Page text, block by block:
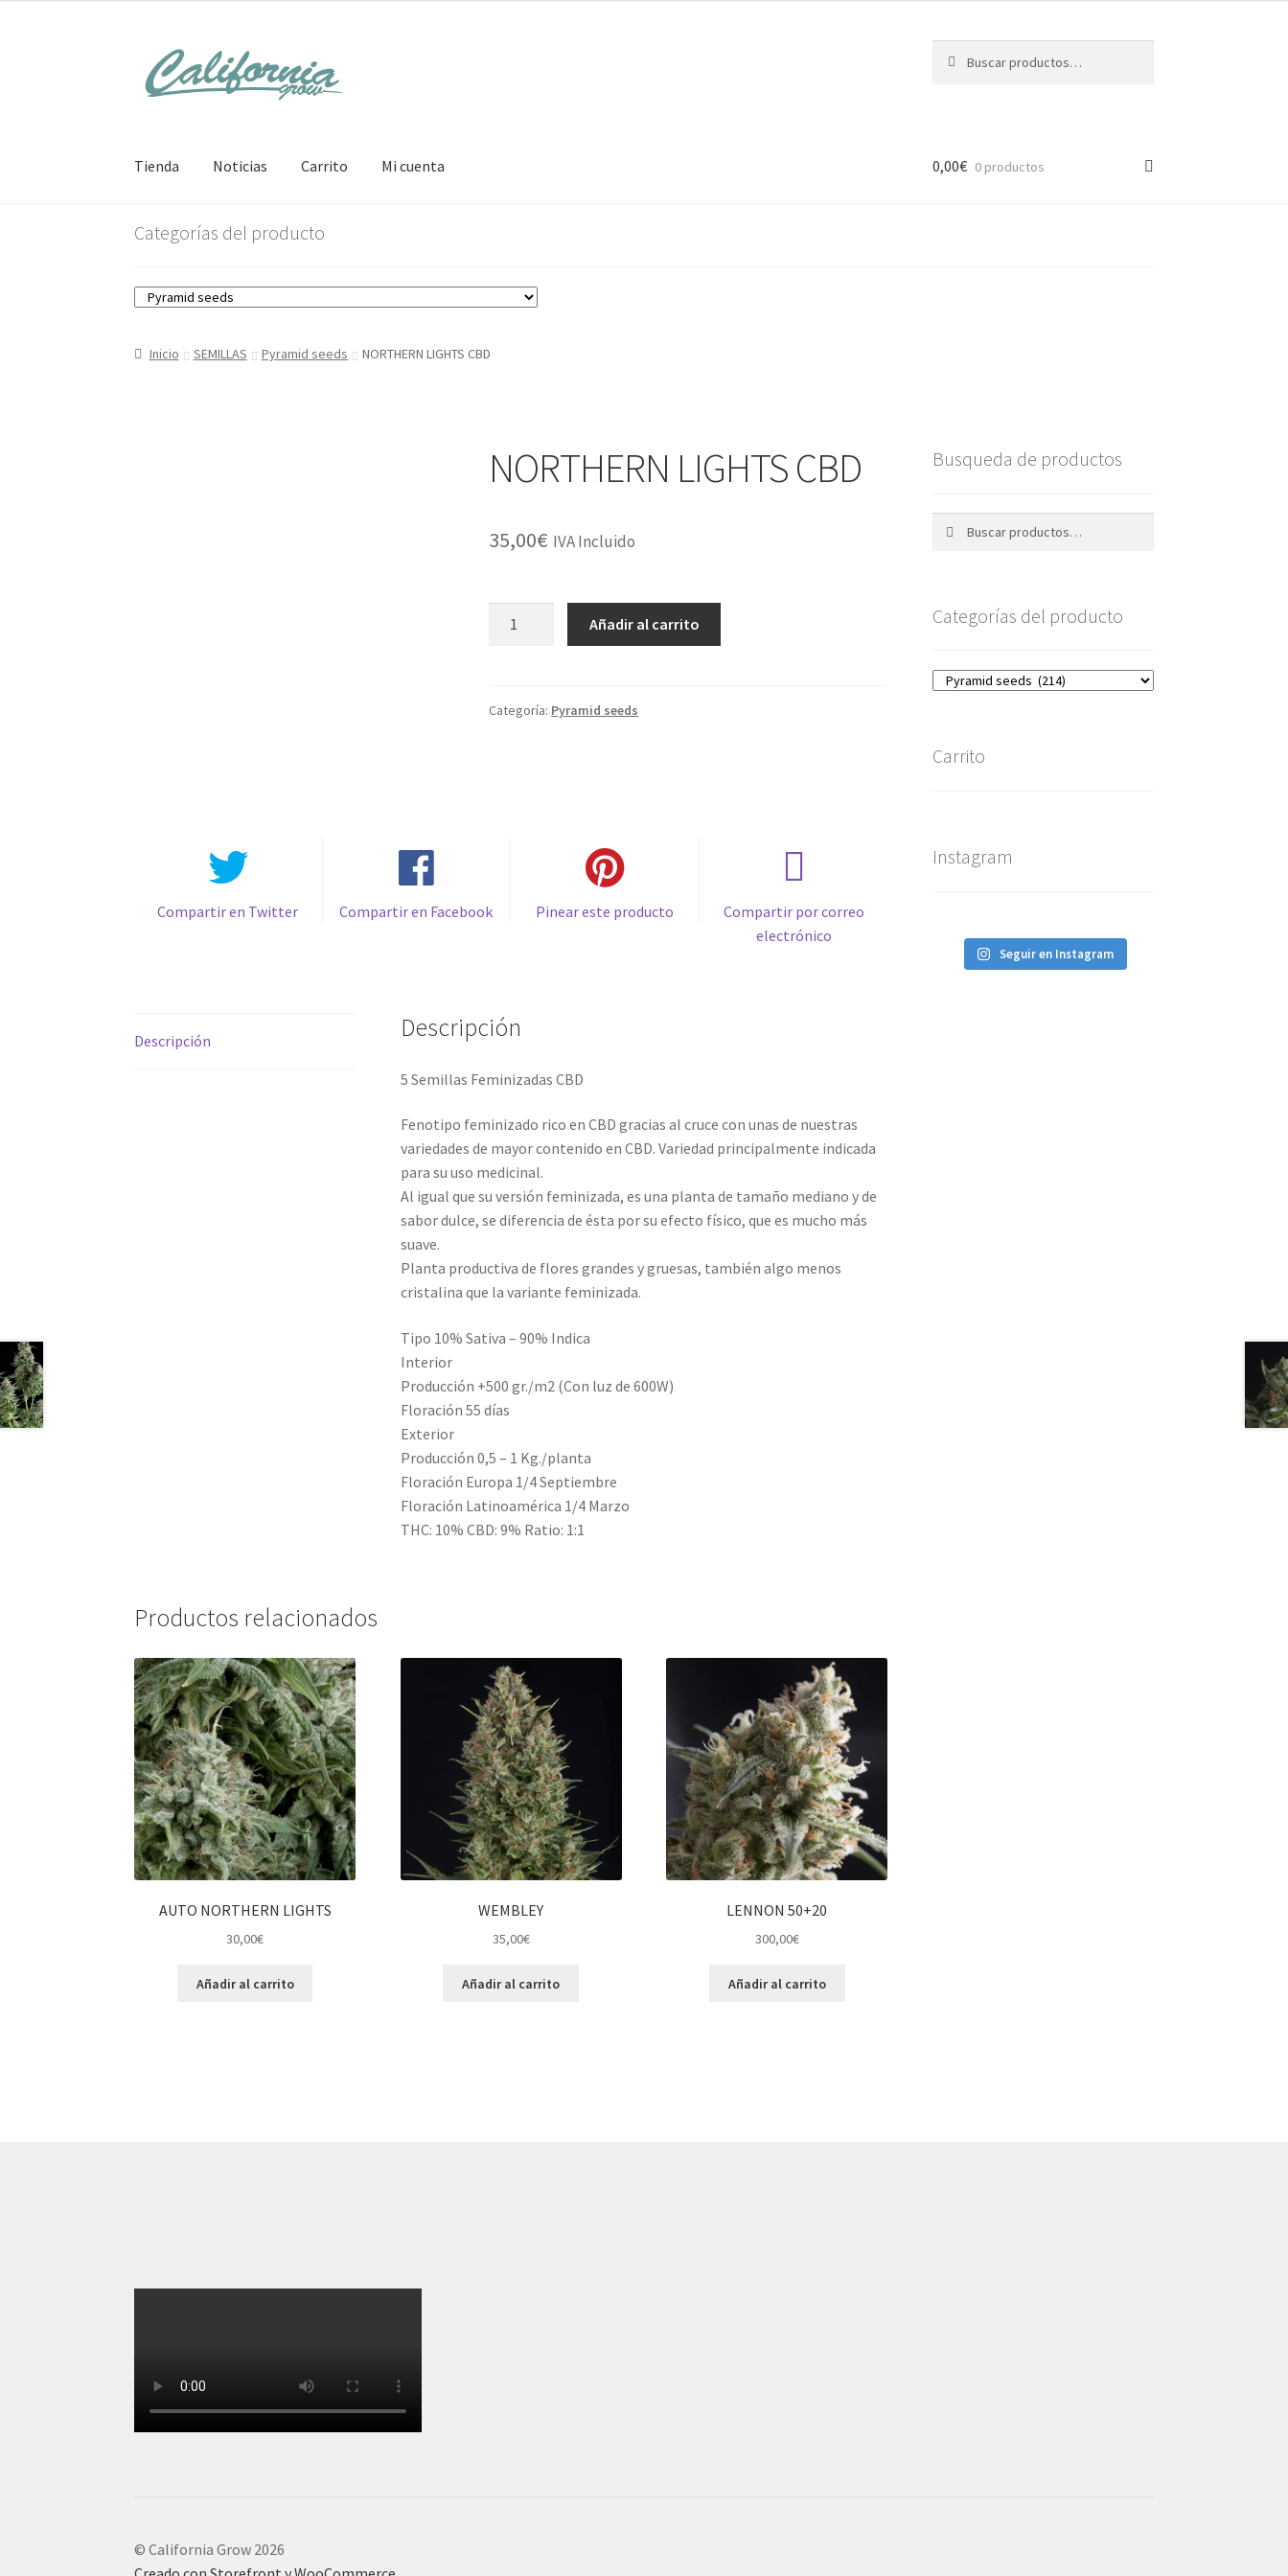
contenido
por:
Tienda Noticias Carrito Mi cuenta 0,00€ 0 productos
Categorías del producto
Inicio SEMILLAS Pyramid seeds NORTHERN LIGHTS CBD
NORTHERN LIGHTS CBD
35,00€ IVA Incluido
Añadir al carrito
Categoría: Pyramid seeds
Compartir en Twitter Compartir en Facebook Pinear este producto
Compartir por correo
electrónico
Descripción Descripción
5 Semillas Feminizadas CBD
Fenotipo feminizado rico en CBD gracias al cruce con unas de nuestras
variedades de mayor contenido en CBD. Variedad principalmente indicada
para su uso medicinal.
Al igual que su versión feminizada, es una planta de tamaño mediano y de
sabor dulce, se diferencia de ésta por su efecto físico, que es mucho más
suave.
Planta productiva de flores grandes y gruesas, también algo menos
cristalina que la variante feminizada.
Tipo 10% Sativa – 90% Indica
Interior
Producción +500 gr./m2 (Con luz de 600W)
Floración 55 días
Exterior
Producción 0,5 – 1 Kg./planta
Floración Europa 1/4 Septiembre
Floración Latinoamérica 1/4 Marzo
THC: 10% CBD: 9% Ratio: 1:1
Productos relacionados
AUTO NORTHERN LIGHTS
30,00€
Añadir al carrito
WEMBLEY
35,00€
Añadir al carrito
LENNON 50+20
300,00€
Añadir al carrito
Busqueda de productos
Categorías del producto
Carrito
Instagram
Seguir en Instagram
© California Grow 2026